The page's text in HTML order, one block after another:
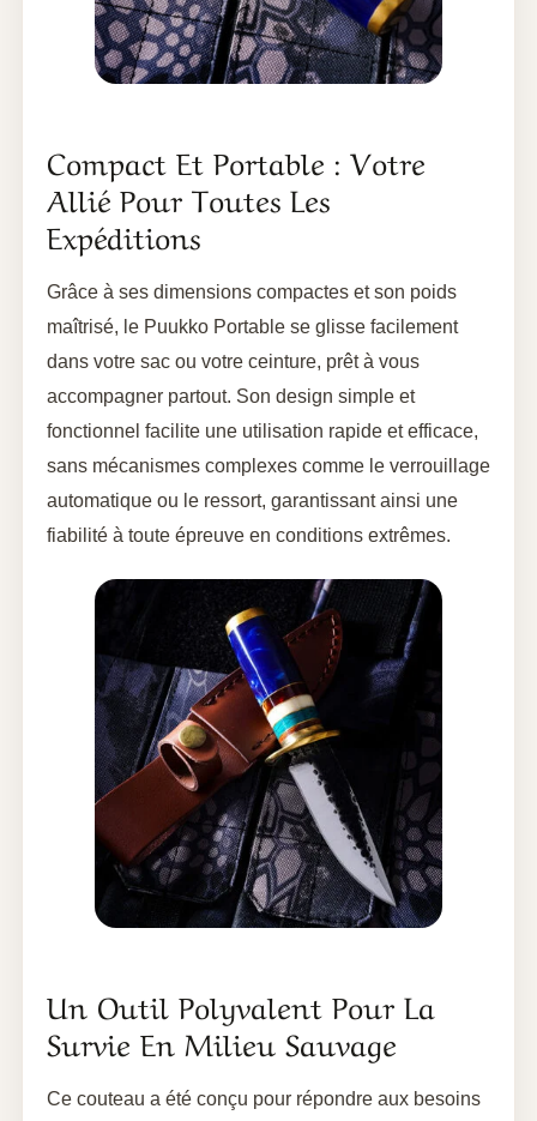
Compact Et Portable : Votre
Allié Pour Toutes Les
Expéditions
Grâce à ses dimensions compactes et son poids
maîtrisé, le Puukko Portable se glisse facilement
dans votre sac ou votre ceinture, prêt à vous
accompagner partout. Son design simple et
fonctionnel facilite une utilisation rapide et efficace,
sans mécanismes complexes comme le verrouillage
automatique ou le ressort, garantissant ainsi une
fiabilité à toute épreuve en conditions extrêmes.
Un Outil Polyvalent Pour La
Survie En Milieu Sauvage
Ce couteau a été conçu pour répondre aux besoins